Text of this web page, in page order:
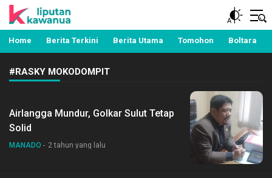
Liputan Kawanua
Berita Manado, Sulawesi Utara, Kawanua, Politik,
Pemerintahan, Hukum Kriminal dan Nasional
Home Berita Terkini Berita Utama Tomohon Boltara
#RASKY MOKODOMPIT
Airlangga Mundur, Golkar Sulut Tetap
Solid
MANADO 2 tahun yang lalu